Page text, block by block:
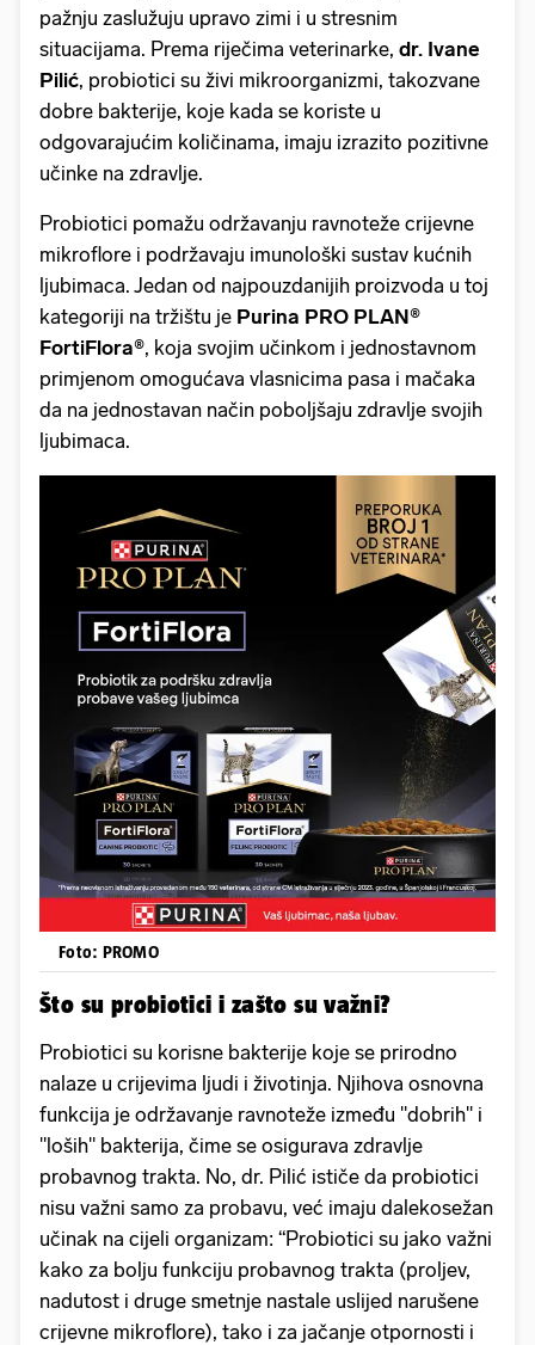
pažnju zaslužuju upravo zimi i u stresnim
situacijama. Prema riječima veterinarke, dr. Ivane
Pilić, probiotici su živi mikroorganizmi, takozvane
dobre bakterije, koje kada se koriste u
odgovarajućim količinama, imaju izrazito pozitivne
učinke na zdravlje.
Probiotici pomažu održavanju ravnoteže crijevne
mikroflore i podržavaju imunološki sustav kućnih
ljubimaca. Jedan od najpouzdanijih proizvoda u toj
kategoriji na tržištu je Purina PRO PLAN®
FortiFlora®, koja svojim učinkom i jednostavnom
primjenom omogućava vlasnicima pasa i mačaka
da na jednostavan način poboljšaju zdravlje svojih
ljubimaca.
Foto: PROMO
Što su probiotici i zašto su važni?
Probiotici su korisne bakterije koje se prirodno
nalaze u crijevima ljudi i životinja. Njihova osnovna
funkcija je održavanje ravnoteže između "dobrih" i
"loših" bakterija, čime se osigurava zdravlje
probavnog trakta. No, dr. Pilić ističe da probiotici
nisu važni samo za probavu, već imaju dalekosežan
učinak na cijeli organizam: “Probiotici su jako važni
kako za bolju funkciju probavnog trakta (proljev,
nadutost i druge smetnje nastale uslijed narušene
crijevne mikroflore), tako i za jačanje otpornosti i